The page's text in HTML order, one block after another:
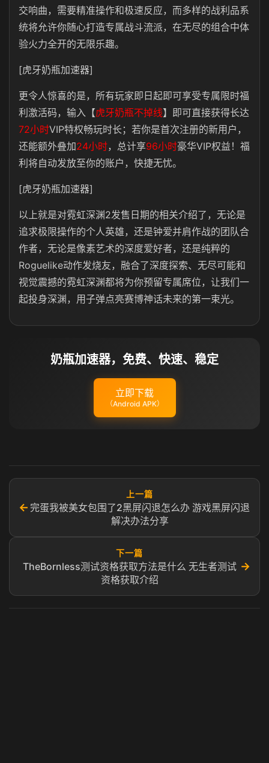
交响曲，需要精准操作和极速反应，而多样的战利品系
统将允许你随心打造专属战斗流派，在无尽的组合中体
验火力全开的无限乐趣。
[虎牙奶瓶加速器]
更令人惊喜的是，所有玩家即日起即可享受专属限时福
利激活码，输入【虎牙奶瓶不掉线】即可直接获得长达
72小时VIP特权畅玩时长；若你是首次注册的新用户，
还能额外叠加24小时，总计享96小时豪华VIP权益！福
利将自动发放至你的账户，快捷无忧。
[虎牙奶瓶加速器]
以上就是对霓虹深渊2发售日期的相关介绍了，无论是
追求极限操作的个人英雄，还是钟爱并肩作战的团队合
作者，无论是像素艺术的深度爱好者，还是纯粹的
Roguelike动作发烧友，融合了深度探索、无尽可能和
视觉震撼的霓虹深渊都将为你预留专属席位，让我们一
起投身深渊，用子弹点亮赛博神话未来的第一束光。
奶瓶加速器，免费、快速、稳定
立即下载
（Android APK）
←
上一篇
完蛋我被美女包围了2黑屏闪退怎么办 游戏黑屏闪退
解决办法分享
下一篇
TheBornless测试资格获取方法是什么 无生者测试
资格获取介绍
→